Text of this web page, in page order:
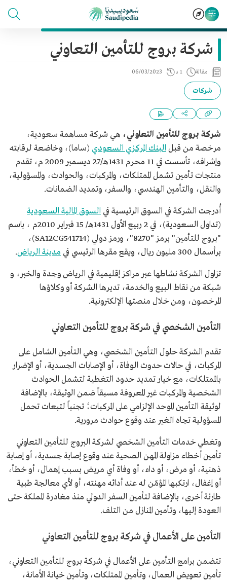
شركة بروج للتأمين التعاوني
مقالة 1 د 06/03/2023
شركات
شركة بروج للتأمين التعاوني، هي شركة مساهمة سعودية،
مرخصة من قبل البنك المركزي السعودي (ساما)، وخاضعة لرقابته
وإشرافه، تأسست في 11 محرم 1431هـ/27 ديسمبر 2009 م، تقدم
منتجات تأمين تشمل الممتلكات، والمركبات، والحوادث، والمسؤولية،
والنقل، والتأمين الهندسي، والسفر، وتمديد الضمانات.
أُدرجت الشركة في السوق الرئيسية في السوق المالية السعودية
(تداول السعودية)، في 2 ربيع الأول 1431هـ/ 15 فبراير 2010م ، باسم
"بروج للتأمين" برمز "8270"، ورمز دولي (SA12CG541714)،
برأسمال 300 مليون ريال، ويقع مقرها الرئيسي في
مدينة الرياض.
تزاول الشركة نشاطها عبر مراكز إقليمية في الرياض وجدة والخبر، و
شبكة من نقاط البيع والخدمة، تديرها الشركة أو وكلاؤها
المرخصون، ومن خلال منصتها الإلكترونية.
التأمين الشخصي في شركة بروج للتأمين التعاوني
تقدم الشركة حلول التأمين الشخصي، وهي التأمين الشامل على
المركبات، في حالات حدوث الوفاة، أو الإصابات الجسدية، أو الإضرار
بالممتلكات، مع خيار تمديد حدود التغطية لتشمل الحوادث
الشخصية والمركبات غير المعروفة مسبقاً ضمن الوثيقة، بالإضافة
لوثيقة التأمين الموحد الإلزامي على المركبات؛ تجنباً لتبعات تحمل
المسؤولية تجاه الغير عند وقوع حوادث مرورية.
وتغطي خدمات التأمين الشخصي لشركة البروج للتأمين التعاوني
تأمين أخطاء مزاولة المهن الصحية عند وقوع إصابة جسدية، أو إصابة
ذهنية، أو مرض، أو داء، أو وفاة أي مريض بسبب إهمال، أو خطأ،
أو إغفال، ارتكبها المؤمّن له عند أدائه مهنته، أو لأي معالجة طبية
طارئة أخرى، بالإضافة لتأمين السفر الدولي منذ مغادرة المملكة حتى
العودة إليها، وتأمين المنازل من التلف.
التأمين على الأعمال في شركة بروج للتأمين التعاوني
تتضمن برامج التأمين على الأعمال في شركة بروج للتأمين التعاوني،
تأمين تعويض العمال، وتأمين الممتلكات، وتأمين خيانة الأمانة،